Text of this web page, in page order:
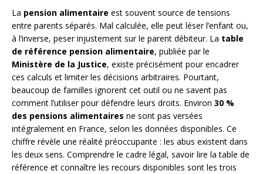
La pension alimentaire est souvent source de tensions
entre parents séparés. Mal calculée, elle peut léser l’enfant ou,
à l’inverse, peser injustement sur le parent débiteur. La table
de référence pension alimentaire, publiée par le
Ministère de la Justice, existe précisément pour encadrer
ces calculs et limiter les décisions arbitraires. Pourtant,
beaucoup de familles ignorent cet outil ou ne savent pas
comment l’utiliser pour défendre leurs droits. Environ 30 %
des pensions alimentaires ne sont pas versées
intégralement en France, selon les données disponibles. Ce
chiffre révèle une réalité préoccupante : les abus existent dans
les deux sens. Comprendre le cadre légal, savoir lire la table de
référence et connaître les recours disponibles sont les trois